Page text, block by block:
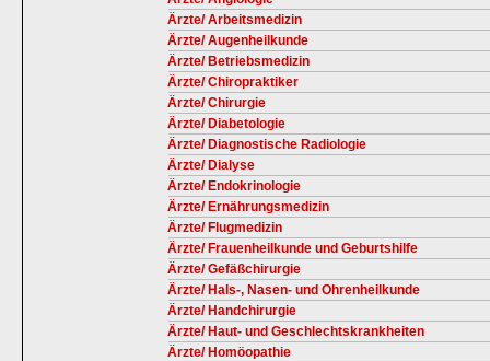
Ärzte/ Arbeitsmedizin
Ärzte/ Augenheilkunde
Ärzte/ Betriebsmedizin
Ärzte/ Chiropraktiker
Ärzte/ Chirurgie
Ärzte/ Diabetologie
Ärzte/ Diagnostische Radiologie
Ärzte/ Dialyse
Ärzte/ Endokrinologie
Ärzte/ Ernährungsmedizin
Ärzte/ Flugmedizin
Ärzte/ Frauenheilkunde und Geburtshilfe
Ärzte/ Gefäßchirurgie
Ärzte/ Hals-, Nasen- und Ohrenheilkunde
Ärzte/ Handchirurgie
Ärzte/ Haut- und Geschlechtskrankheiten
Ärzte/ Homöopathie